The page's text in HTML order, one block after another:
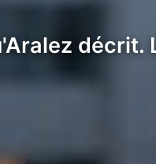
décrit.